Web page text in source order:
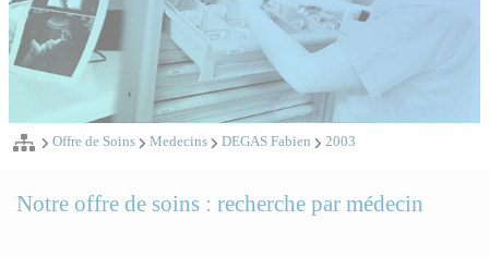
Offre de Soins Medecins DEGAS Fabien 2003
Notre offre de soins : recherche par médecin